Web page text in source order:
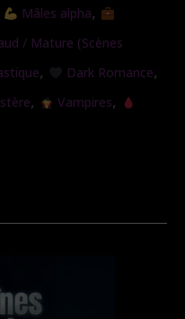
Mâles alpha,
/ Mature (Scènes
, Dark Romance,
, Vampires,